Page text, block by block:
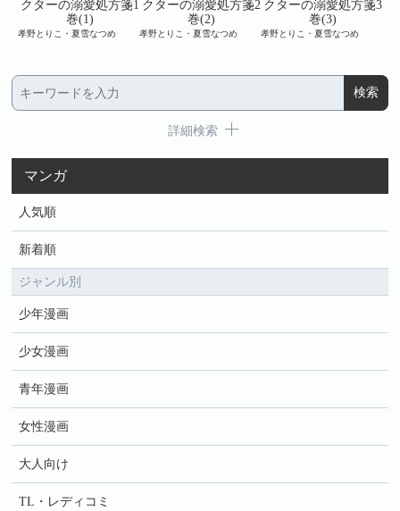
クターの溺愛処方箋1
巻(1)
孝野とりこ・夏雪なつめ
クターの溺愛処方箋2
巻(2)
孝野とりこ・夏雪なつめ
クターの溺愛処方箋3
巻(3)
孝野とりこ・夏雪なつめ
詳細検索
マンガ
人気順
新着順
ジャンル別
少年漫画
少女漫画
青年漫画
女性漫画
大人向け
TL・レディコミ